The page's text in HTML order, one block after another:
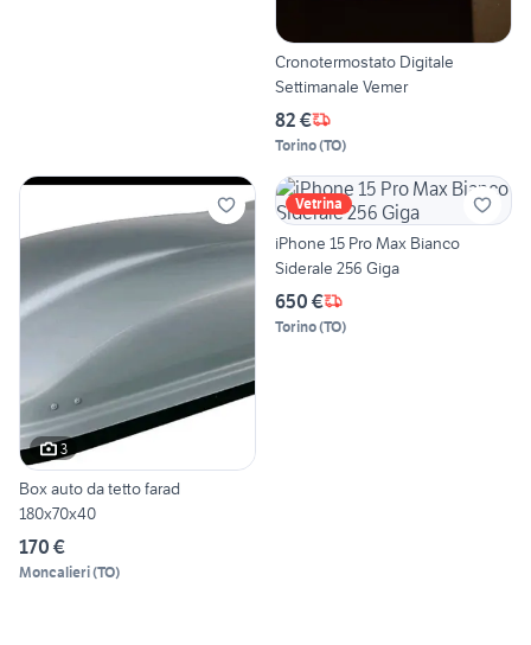
Cronotermostato Digitale
Settimanale Vemer
82 €
Torino(TO)
3
Box auto da tetto farad
180x70x40
170 €
Moncalieri(TO)
Vetrina
iPhone 15 Pro Max Bianco
Siderale 256 Giga
650 €
Torino(TO)